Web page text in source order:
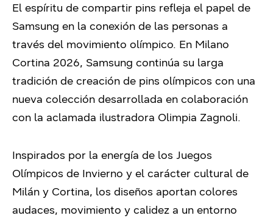
El espíritu de compartir pins refleja el papel de
Samsung en la conexión de las personas a
través del movimiento olímpico. En Milano
Cortina 2026, Samsung continúa su larga
tradición de creación de pins olímpicos con una
nueva colección desarrollada en colaboración
con la aclamada ilustradora Olimpia Zagnoli.
Inspirados por la energía de los Juegos
Olímpicos de Invierno y el carácter cultural de
Milán y Cortina, los diseños aportan colores
audaces, movimiento y calidez a un entorno